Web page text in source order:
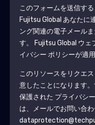
このフォームを送信す
Fujitsu Global あなたに
ング関連の電子メール
す。
Fujitsu Global ウェ
イバシー ポリシーが適用
このリソースをリクエ
意したことになります
保護された プライバシ
は、メールでお問い合